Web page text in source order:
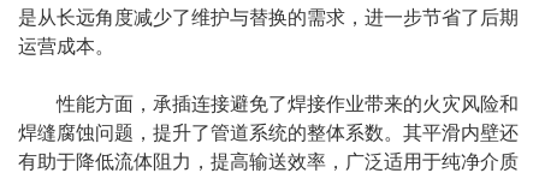
是从长远角度减少了维护与替换的需求，进一步节省了后期
运营成本。
性能方面，承插连接避免了焊接作业带来的火灾风险和
焊缝腐蚀问题，提升了管道系统的整体系数。其平滑内壁还
有助于降低流体阻力，提高输送效率，广泛适用于纯净介质